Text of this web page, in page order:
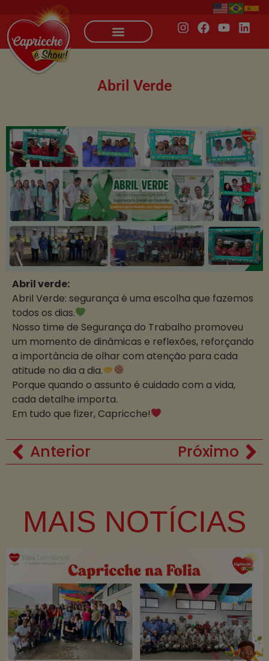
Abril Verde
Abril verde:
Abril Verde: segurança é uma escolha que fazemos
todos os dias.
Nosso time de Segurança do Trabalho promoveu
um momento de dinâmicas e reflexões, reforçando
a importância de olhar com atenção para cada
atitude no dia a dia.
Porque quando o assunto é cuidado com a vida,
cada detalhe importa.
Em tudo que fizer, Capricche!
Anterior Próximo
MAIS NOTÍCIAS